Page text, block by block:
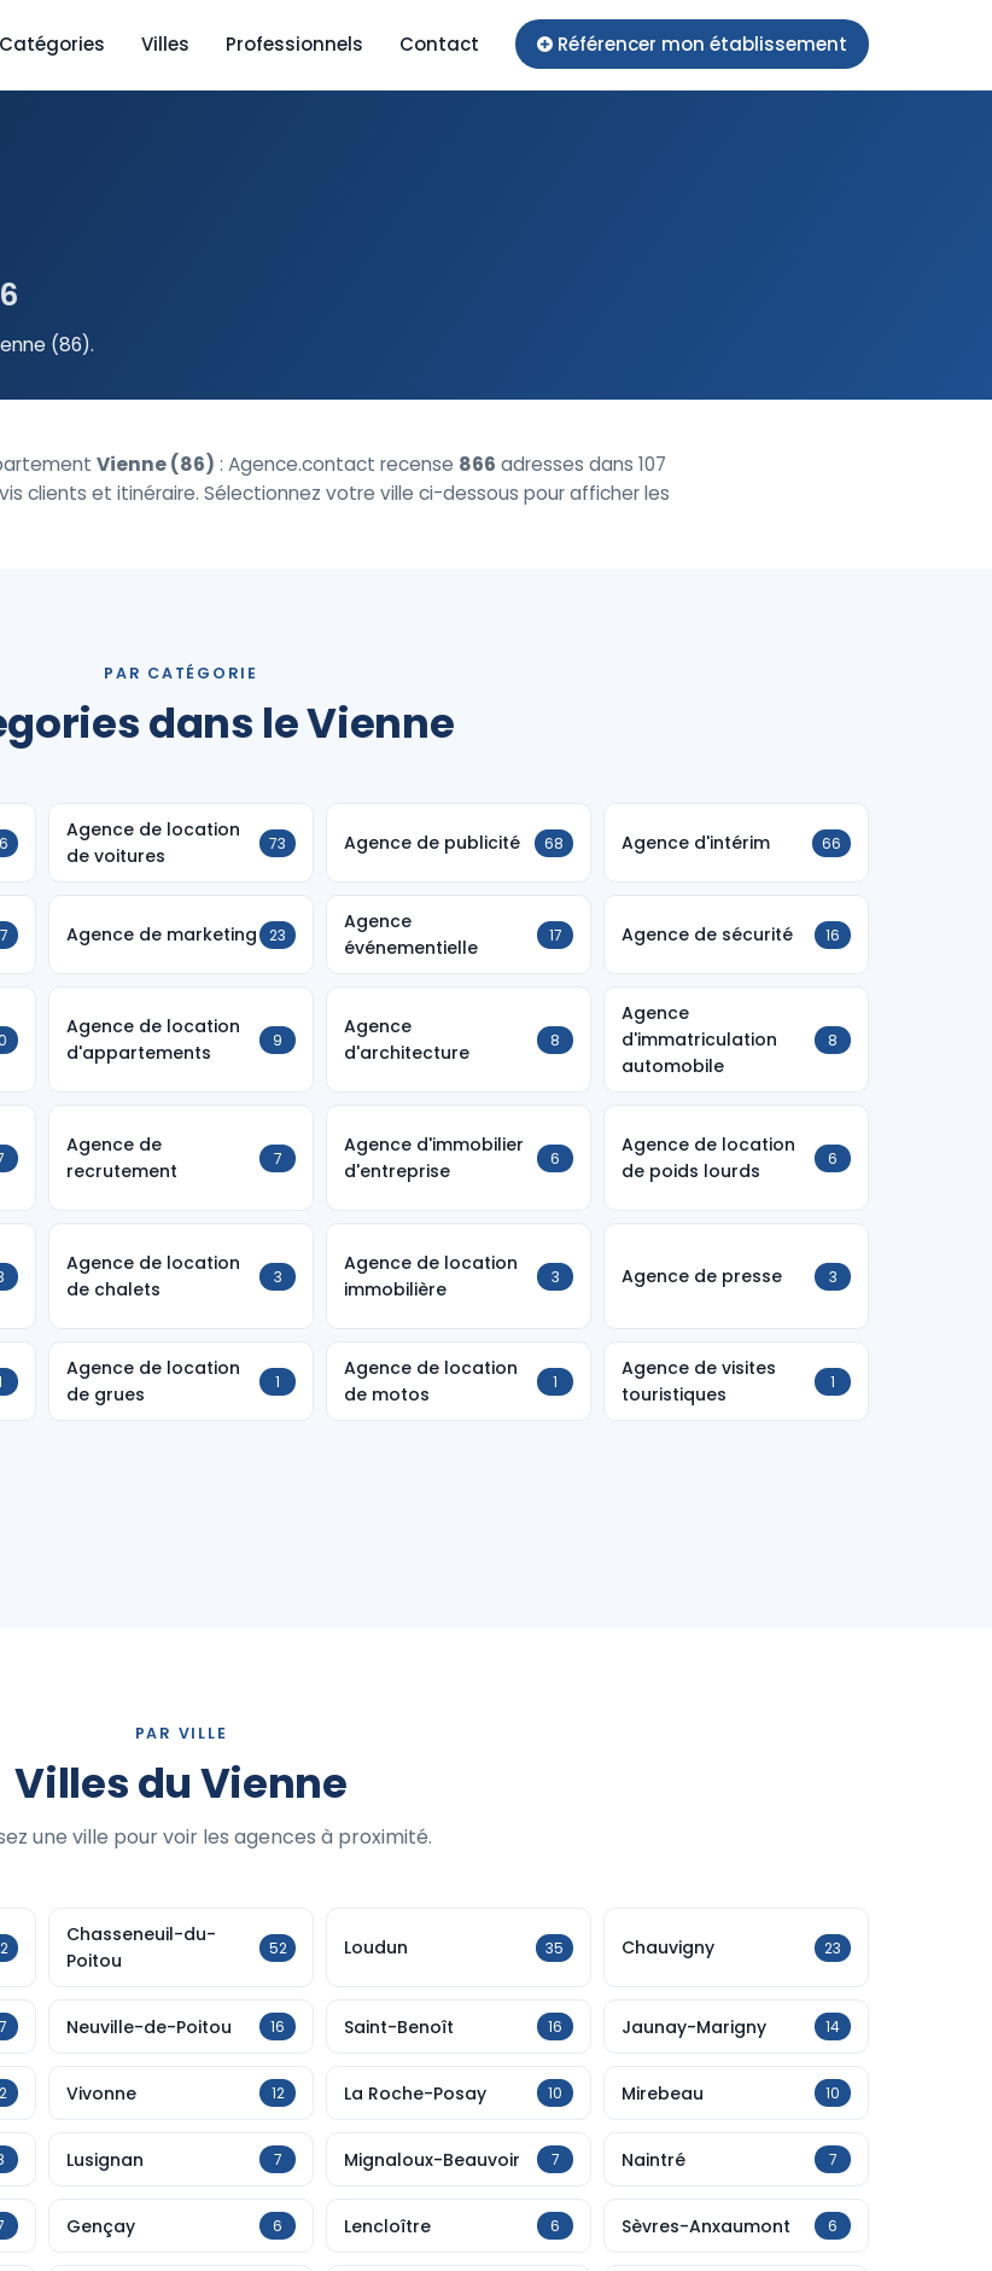
Catégories Villes Professionnels Contact Référencer mon établissement
(86).
Vienne (86) : Agence.contact recense 866 adresses dans 107
clients et itinéraire. Sélectionnez votre ville ci-dessous pour afficher les
PAR CATÉGORIE
dans le Vienne
Agence de location
de voitures
73 Agence de publicité 68 Agence d'intérim 66
Agence de marketing 23
Agence
événementielle
17 Agence de sécurité 16
Agence de location
d'appartements
9
Agence
d'architecture
8
Agence
d'immatriculation
automobile
8
Agence de
recrutement
7
Agence d'immobilier
d'entreprise
6
Agence de location
de poids lourds
6
Agence de location
de chalets
3
Agence de location
immobilière
3 Agence de presse 3
Agence de location
de grues
1
Agence de location
de motos
1
Agence de visites
touristiques
1
PAR VILLE
Villes du Vienne
une ville pour voir les agences à proximité.
Chasseneuil-du-
Poitou
52 Loudun 35 Chauvigny 23
Neuville-de-Poitou 16 Saint-Benoît 16 Jaunay-Marigny 14
Vivonne 12 La Roche-Posay 10 Mirebeau 10
Lusignan 7 Mignaloux-Beauvoir 7 Naintré 7
Gençay 6 Lencloître 6 Sèvres-Anxaumont 6